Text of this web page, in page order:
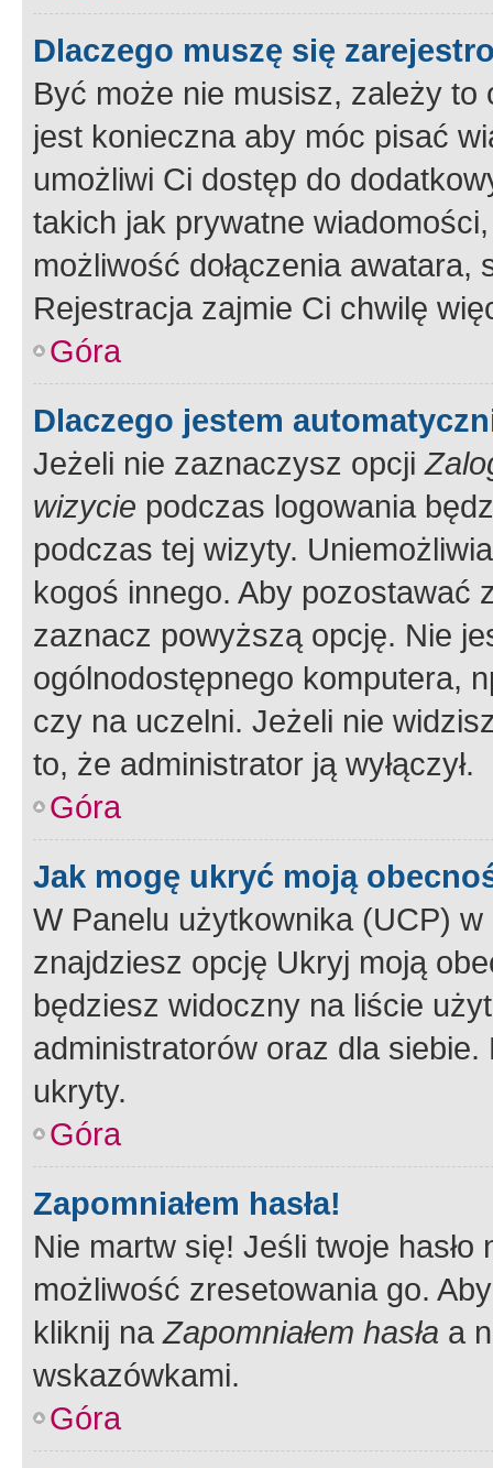
Dlaczego muszę się
Być może nie musisz, zależy
jest konieczna aby móc pisać
umożliwi Ci dostęp do
takich jak prywatne
możliwość dołączenia
Rejestracja zajmie Ci chwilę
Góra
Dlaczego jestem
Jeżeli nie zaznaczysz opcji
wizycie podczas logowania
podczas tej wizyty.
kogoś innego. Aby pozostawać
zaznacz powyższą opcję. Nie
ogólnodostępnego komputera,
czy na uczelni. Jeżeli nie
to, że administrator ją wyłączył.
Góra
Jak mogę ukryć moją
W Panelu użytkownika (UCP) w
znajdziesz opcję Ukryj moją
będziesz widoczny na liście
administratorów oraz dla
ukryty.
Góra
Zapomniałem hasła!
Nie martw się! Jeśli twoje
możliwość zresetowania go.
kliknij naZapomniałem hasła a
wskazówkami.
Góra